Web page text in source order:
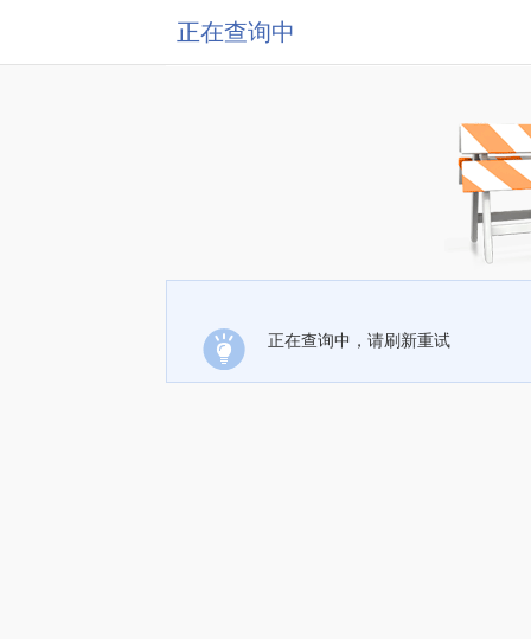
正在查询中
正在查询中，请刷新重试